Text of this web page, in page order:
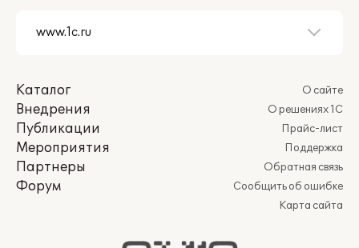
Каталог
Внедрения
Публикации
Мероприятия
Партнеры
Форум
О сайте
О решениях 1С
Прайс-лист
Поддержка
Обратная связь
Сообщить об ошибке
Карта сайта